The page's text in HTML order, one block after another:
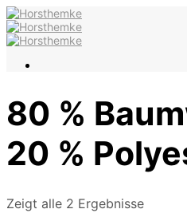
80 %
20 %
Zeigt alle 2 Ergebnisse